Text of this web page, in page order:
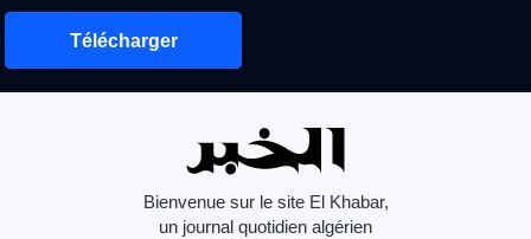
Télécharger
Bienvenue sur le site El Khabar,
un journal quotidien algérien